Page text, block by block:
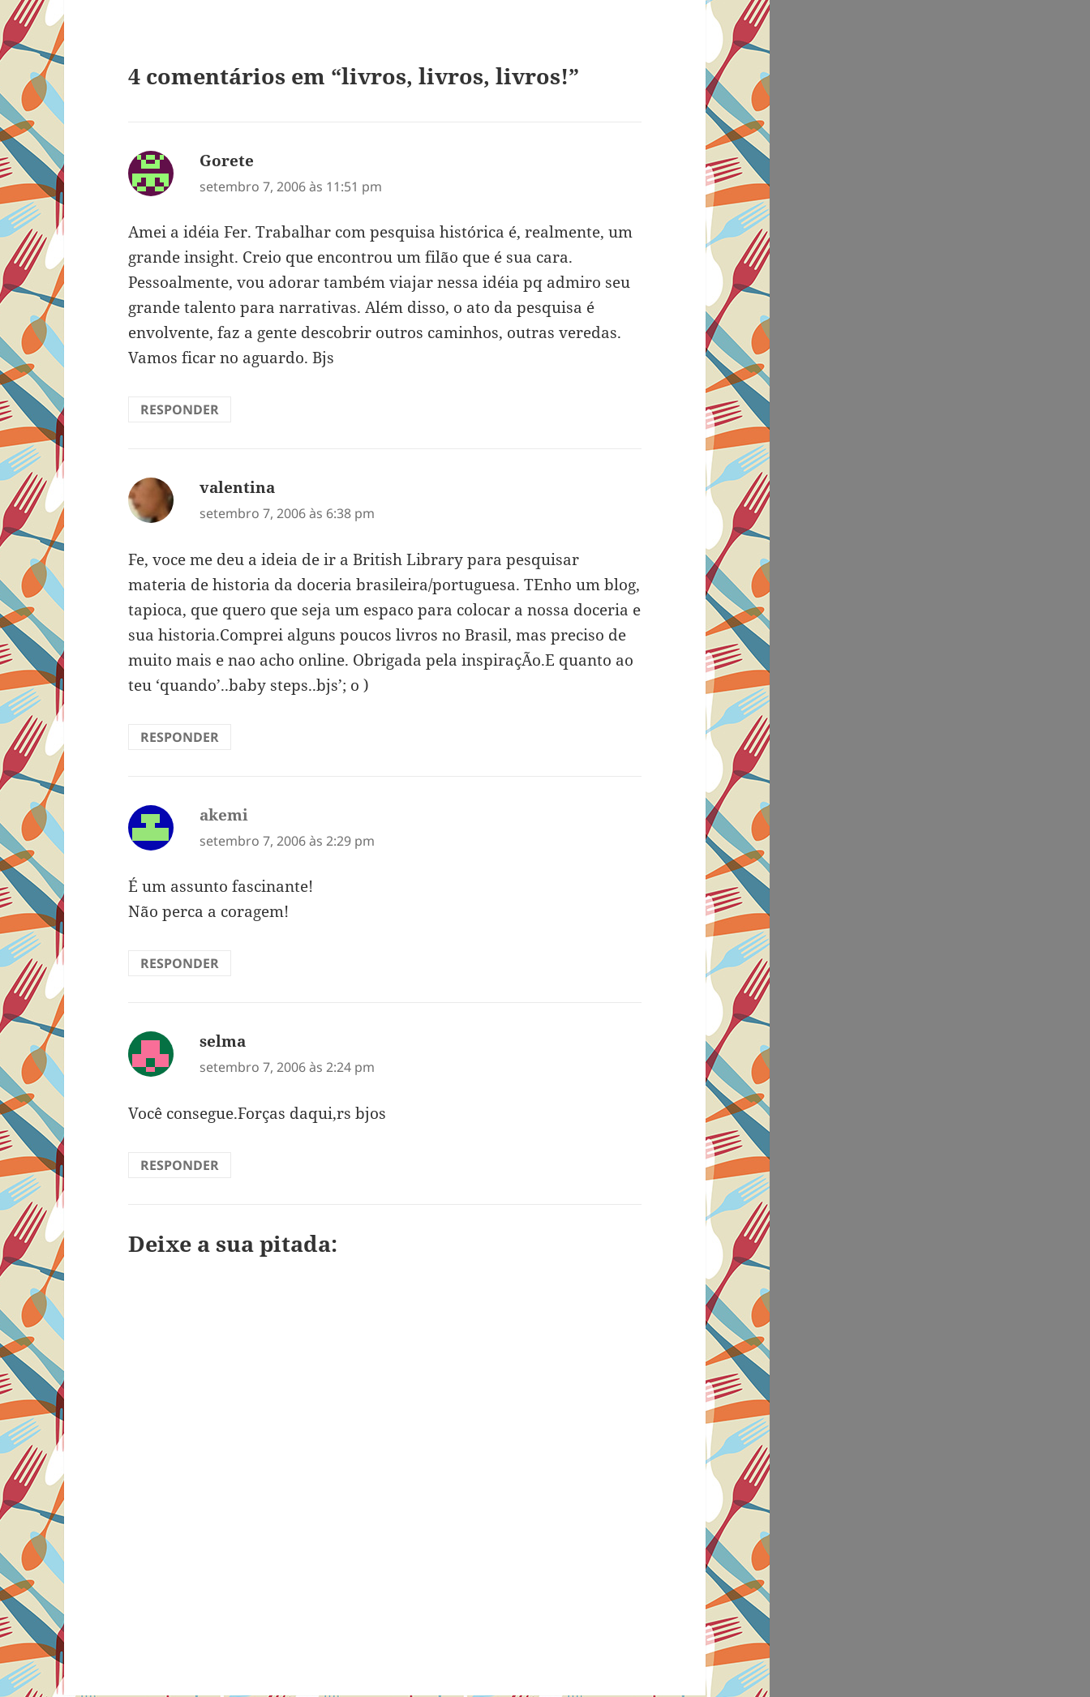
4 comentários em “livros, livros, livros!”
Gorete
setembro 7, 2006 às 11:51 pm
Amei a idéia Fer. Trabalhar com pesquisa histórica é, realmente, um
grande insight. Creio que encontrou um filão que é sua cara.
Pessoalmente, vou adorar também viajar nessa idéia pq admiro seu
grande talento para narrativas. Além disso, o ato da pesquisa é
envolvente, faz a gente descobrir outros caminhos, outras veredas.
Vamos ficar no aguardo. Bjs
RESPONDER
valentina
setembro 7, 2006 às 6:38 pm
Fe, voce me deu a ideia de ir a British Library para pesquisar
materia de historia da doceria brasileira/portuguesa. TEnho um blog,
tapioca, que quero que seja um espaco para colocar a nossa doceria e
sua historia.Comprei alguns poucos livros no Brasil, mas preciso de
muito mais e nao acho online. Obrigada pela inspiraçÃo.E quanto ao
teu ‘quando’..baby steps..bjs’; o )
RESPONDER
akemi
setembro 7, 2006 às 2:29 pm
É um assunto fascinante!
Não perca a coragem!
RESPONDER
selma
setembro 7, 2006 às 2:24 pm
Você consegue.Forças daqui,rs bjos
RESPONDER
Deixe a sua pitada: